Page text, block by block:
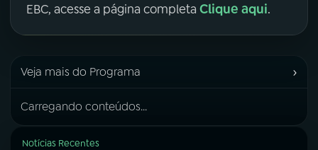
EBC, acesse a página completa Clique aqui.
Veja mais do Programa ›
Carregando conteúdos...
Notícias Recentes